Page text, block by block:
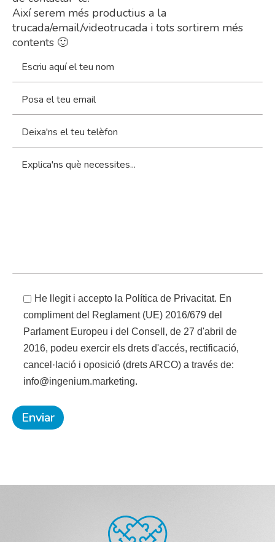
Així serem més productius a la
trucada/email/videotrucada i tots sortirem més
contents 🙂
He llegit i accepto la Política de Privacitat. En
compliment del Reglament (UE) 2016/679 del
Parlament Europeu i del Consell, de 27 d'abril de
2016, podeu exercir els drets d'accés, rectificació,
cancel·lació i oposició (drets ARCO) a través de:
info@ingenium.marketing.